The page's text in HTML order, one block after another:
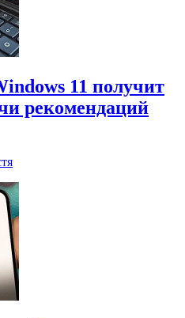
11 получит
рекомендаций